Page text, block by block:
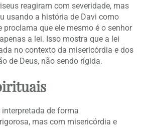
reagiram com severidade, mas
usando a história de Davi como
proclama que ele mesmo é o senhor
a lei. Isso mostra que a lei
no contexto da misericórdia e dos
de Deus, não sendo rígida.
interpretada de forma
mas com misericórdia e